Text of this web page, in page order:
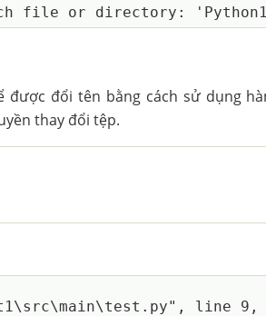
đổi tên bằng cách sử dụng
thay đổi tệp.
line